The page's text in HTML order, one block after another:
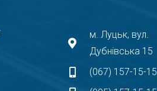
м. Луцьк, вул.
Дубнівська 15
(067) 157-15-15